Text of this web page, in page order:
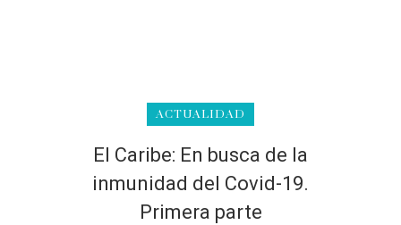
ACTUALIDAD
El Caribe: En busca de la
inmunidad del Covid-19.
Primera parte